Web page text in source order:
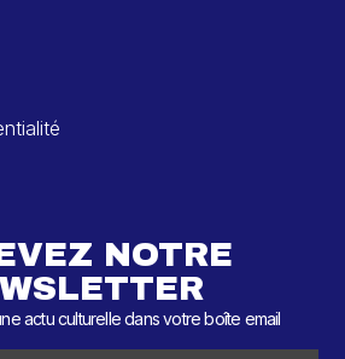
NOTRE
actu culturelle dans votre boîte email